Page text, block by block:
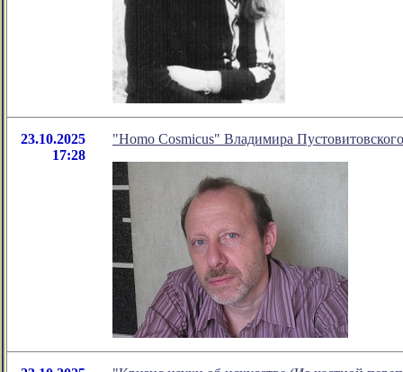
23.10.2025
17:28
"Homo Cosmicus" Владимира Пустовитовского